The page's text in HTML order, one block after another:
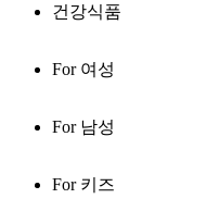
건강식품
For 여성
For 남성
For 키즈